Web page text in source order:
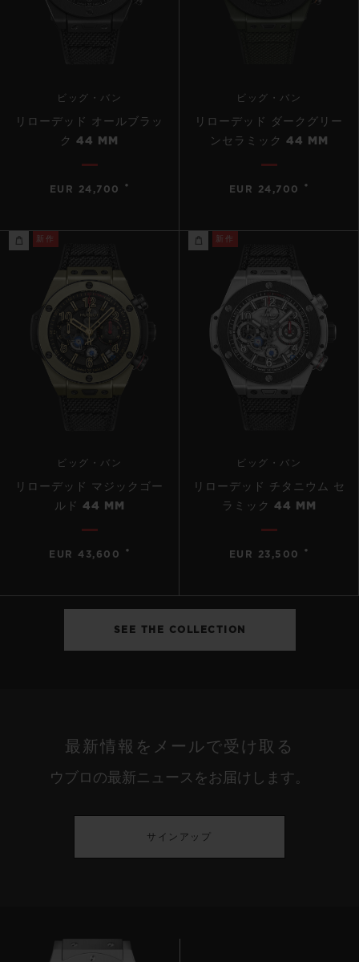
ビッグ・バン
リローデッド オールブラッ
ク 44 MM
EUR 24,700 •
ビッグ・バン
リローデッド ダークグリー
ンセラミック 44 MM
EUR 24,700 •
新作
ビッグ・バン
リローデッド マジックゴー
ルド 44 MM
EUR 43,600 •
新作
ビッグ・バン
リローデッド チタニウム セ
ラミック 44 MM
EUR 23,500 •
SEE THE COLLECTION
最新情報をメールで受け取る
ウブロの最新ニュースをお届けします。
サインアップ